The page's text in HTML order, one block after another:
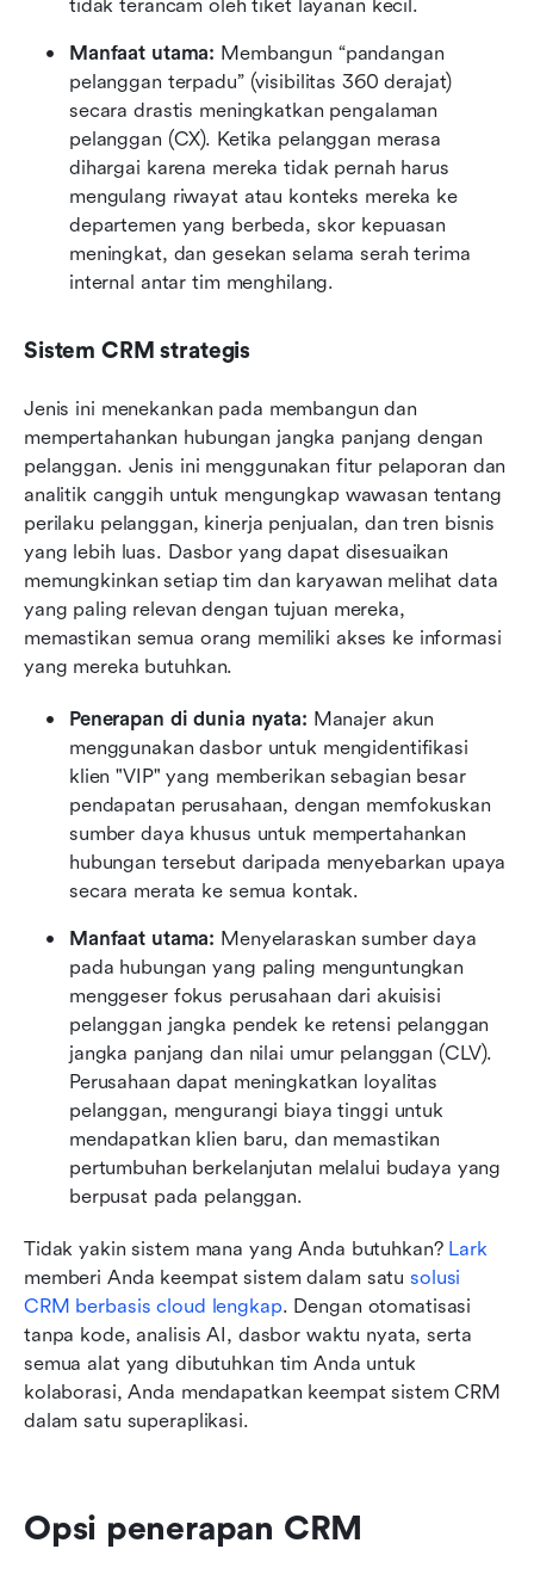
tidak terancam oleh tiket layanan kecil.
Manfaat utama: Membangun “pandangan
pelanggan terpadu” (visibilitas 360 derajat)
secara drastis meningkatkan pengalaman
pelanggan (CX). Ketika pelanggan merasa
dihargai karena mereka tidak pernah harus
mengulang riwayat atau konteks mereka ke
departemen yang berbeda, skor kepuasan
meningkat, dan gesekan selama serah terima
internal antar tim menghilang.
Sistem CRM strategis
Jenis ini menekankan pada membangun dan
mempertahankan hubungan jangka panjang dengan
pelanggan. Jenis ini menggunakan fitur pelaporan dan
analitik canggih untuk mengungkap wawasan tentang
perilaku pelanggan, kinerja penjualan, dan tren bisnis
yang lebih luas. Dasbor yang dapat disesuaikan
memungkinkan setiap tim dan karyawan melihat data
yang paling relevan dengan tujuan mereka,
memastikan semua orang memiliki akses ke informasi
yang mereka butuhkan.
Penerapan di dunia nyata: Manajer akun
menggunakan dasbor untuk mengidentifikasi
klien "VIP" yang memberikan sebagian besar
pendapatan perusahaan, dengan memfokuskan
sumber daya khusus untuk mempertahankan
hubungan tersebut daripada menyebarkan upaya
secara merata ke semua kontak.
Manfaat utama: Menyelaraskan sumber daya
pada hubungan yang paling menguntungkan
menggeser fokus perusahaan dari akuisisi
pelanggan jangka pendek ke retensi pelanggan
jangka panjang dan nilai umur pelanggan (CLV).
Perusahaan dapat meningkatkan loyalitas
pelanggan, mengurangi biaya tinggi untuk
mendapatkan klien baru, dan memastikan
pertumbuhan berkelanjutan melalui budaya yang
berpusat pada pelanggan.
Tidak yakin sistem mana yang Anda butuhkan? Lark
memberi Anda keempat sistem dalam satu solusi
CRM berbasis cloud lengkap. Dengan otomatisasi
tanpa kode, analisis AI, dasbor waktu nyata, serta
semua alat yang dibutuhkan tim Anda untuk
kolaborasi, Anda mendapatkan keempat sistem CRM
dalam satu superaplikasi.
Opsi penerapan CRM